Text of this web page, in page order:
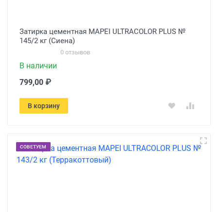
Затирка цементная MAPEI ULTRACOLOR PLUS №
145/2 кг (Сиена)
0 отзывов
В наличии
799,00 ₽
В корзину
СОВЕТУЕМ